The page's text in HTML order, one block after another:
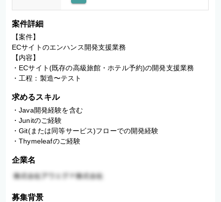
案件詳細
【案件】
ECサイトのエンハンス開発支援業務
【内容】
・ECサイト(既存の高級旅館・ホテル予約)の開発支援業務
・工程：製造〜テスト
求めるスキル
・Java開発経験を含む
・Junitのご経験
・Git(または同等サービス)フローでの開発経験
・Thymeleafのご経験
企業名
募集背景